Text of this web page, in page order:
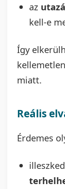
az
kell-e
Így
miatt.
Reális
Érdemes